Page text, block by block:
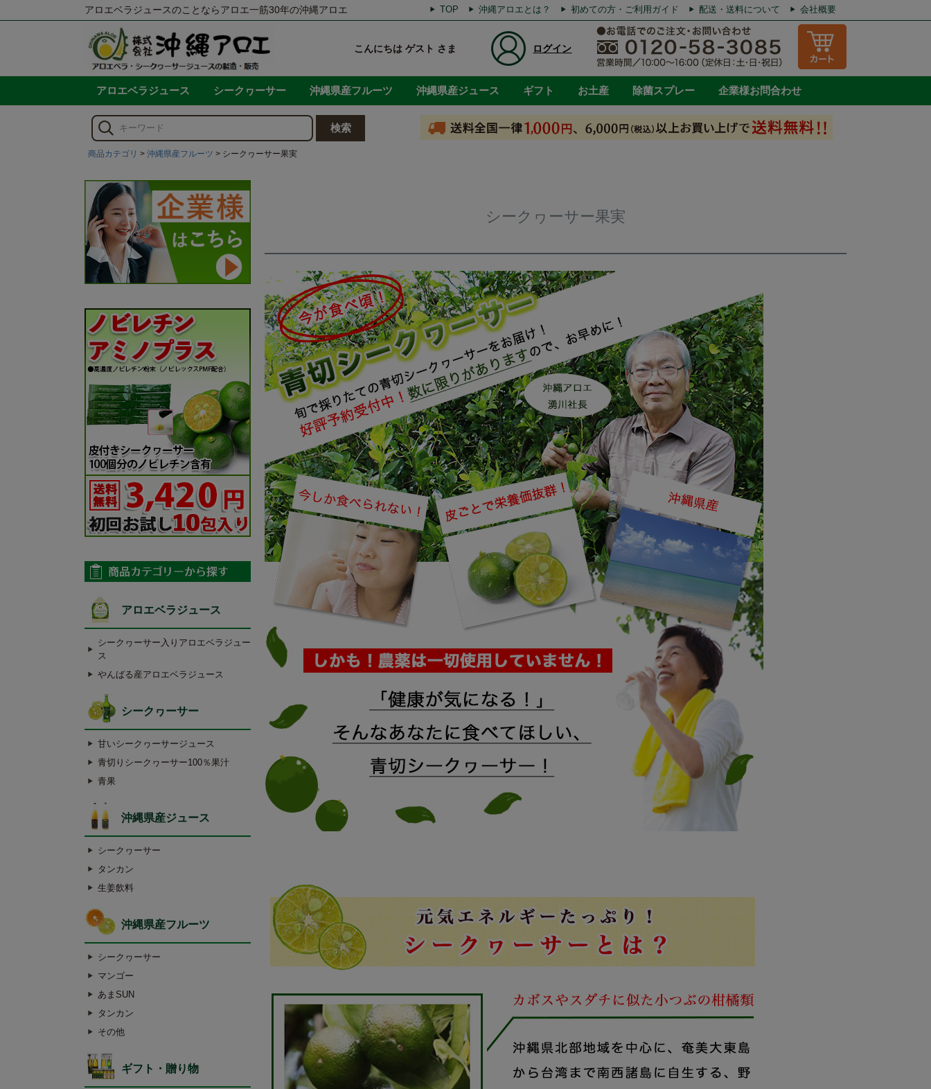
アロエベラジュースのことならアロエ一筋30年の沖縄アロエ TOP 沖縄アロエとは？ 初めての方・ご利用ガイド 配送・送料について 会社概要
こんにちは ゲスト さま ログイン
アロエベラジュース シークヮーサー 沖縄県産フルーツ 沖縄県産ジュース ギフト お土産 除菌スプレー 企業様お問合わせ
商品カテゴリ 沖縄県産フルーツ シークヮーサー果実
アロエベラジュース
シークヮーサー入りアロエベラジュー
ス
やんばる産アロエベラジュース
シークヮーサー
甘いシークヮーサージュース
青切りシークヮーサー100％果汁
青果
沖縄県産ジュース
シークヮーサー
タンカン
生姜飲料
沖縄県産フルーツ
シークヮーサー
マンゴー
あまSUN
タンカン
その他
ギフト・贈り物
シークヮーサー果実